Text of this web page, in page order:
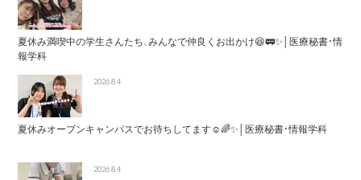
夏休み満喫中の学生さんたち、みんなで仲良くお出かけ😆🚃✨│医療秘書・情
報学科
2026.8.4
夏休みオープンキャンパスでお待ちしてます☺️🌈✨│医療秘書・情報学科
2026.8.4